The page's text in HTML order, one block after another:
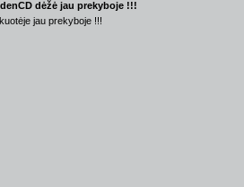
dėžė jau prekyboje !!!
jau prekyboje !!!